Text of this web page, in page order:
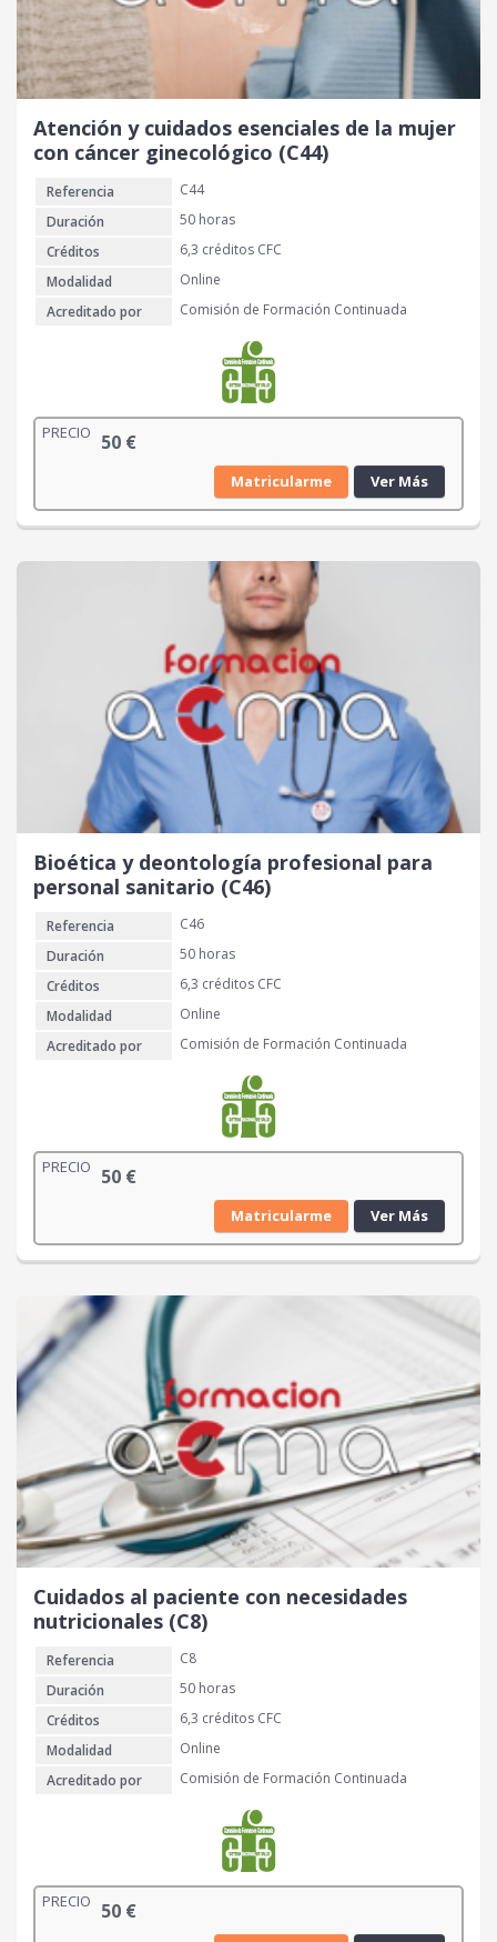
Atención y cuidados esenciales de la mujer
con cáncer ginecológico (C44)
Referencia
C44
Duración
50 horas
Créditos
6,3 créditos CFC
Modalidad
Online
Acreditado por
Comisión de Formación Continuada
PRECIO 50 €
Matricularme Ver Más
Bioética y deontología profesional para
personal sanitario (C46)
Referencia
C46
Duración
50 horas
Créditos
6,3 créditos CFC
Modalidad
Online
Acreditado por
Comisión de Formación Continuada
PRECIO 50 €
Matricularme Ver Más
Cuidados al paciente con necesidades
nutricionales (C8)
Referencia
C8
Duración
50 horas
Créditos
6,3 créditos CFC
Modalidad
Online
Acreditado por
Comisión de Formación Continuada
PRECIO 50 €